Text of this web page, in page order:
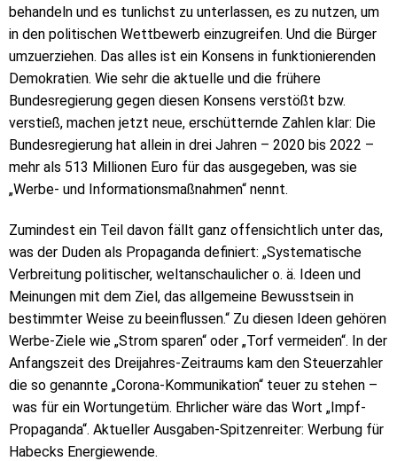
behandeln und es tunlichst zu unterlassen, es zu nutzen, um
in den politischen Wettbewerb einzugreifen. Und die Bürger
umzuerziehen. Das alles ist ein Konsens in funktionierenden
Demokratien. Wie sehr die aktuelle und die frühere
Bundesregierung gegen diesen Konsens verstößt bzw.
verstieß, machen jetzt neue, erschütternde Zahlen klar: Die
Bundesregierung hat allein in drei Jahren – 2020 bis 2022 –
mehr als 513 Millionen Euro für das ausgegeben, was sie
„Werbe- und Informationsmaßnahmen“ nennt.
Zumindest ein Teil davon fällt ganz offensichtlich unter das,
was der Duden als Propaganda definiert: „Systematische
Verbreitung politischer, weltanschaulicher o. ä. Ideen und
Meinungen mit dem Ziel, das allgemeine Bewusstsein in
bestimmter Weise zu beeinflussen.“ Zu diesen Ideen gehören
Werbe-Ziele wie „Strom sparen“ oder „Torf vermeiden“. In der
Anfangszeit des Dreijahres-Zeitraums kam den Steuerzahler
die so genannte „Corona-Kommunikation“ teuer zu stehen –
was für ein Wortungetüm. Ehrlicher wäre das Wort „Impf-
Propaganda“. Aktueller Ausgaben-Spitzenreiter: Werbung für
Habecks Energiewende.